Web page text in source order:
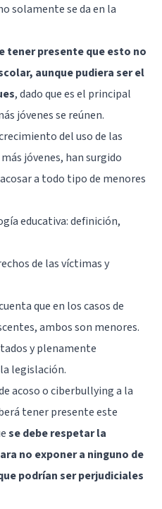
solamente se da en la
tener presente que esto no
aunque pudiera ser el
, dado que es el principal
jóvenes se reúnen.
del uso de las
jóvenes, han surgido
a todo tipo de menores
educativa: definición,
de las víctimas y
que en los casos de
ambos son menores.
y plenamente
legislación.
acoso o ciberbullying a la
tener presente este
se debe respetar la
no exponer a ninguno de
podrían ser perjudiciales